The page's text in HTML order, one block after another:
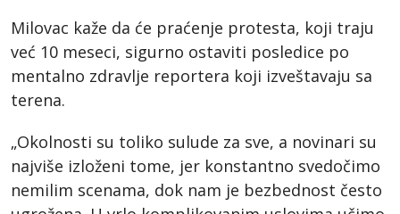
Milovac kaže da će praćenje protesta, koji traju
već 10 meseci, sigurno ostaviti posledice po
mentalno zdravlje reportera koji izveštavaju sa
terena.
„Okolnosti su toliko sulude za sve, a novinari su
najviše izloženi tome, jer konstantno svedočimo
nemilim scenama, dok nam je bezbednost često